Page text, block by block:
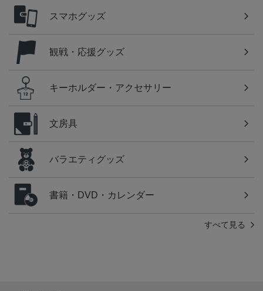
スマホグッズ
観戦・応援グッズ
キーホルダー・アクセサリー
文房具
バラエティグッズ
書籍・DVD・カレンダー
すべて見る